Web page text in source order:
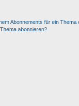
Abonnements für ein Thema
abonnieren?